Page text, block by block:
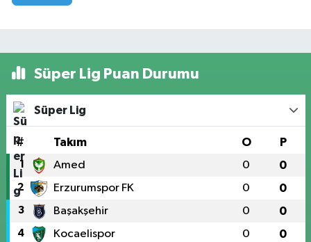
Süper Lig Puan Durumu
Süper Lig
# Takım O P
1 Amed 0 0
2 Erzurumspor FK 0 0
3 Başakşehir 0 0
4 Kocaelispor 0 0